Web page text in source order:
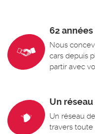
62
Nous
cars depuis
partir avec
Un
Un réseau
travers toute